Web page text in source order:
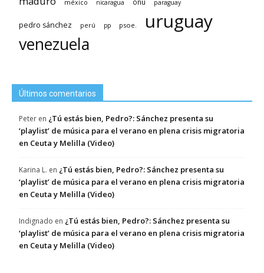
méxico nicaragua onu paraguay
pedro sánchez perú pp psoe. uruguay
venezuela
Últimos comentarios
Peter en ¿Tú estás bien, Pedro?: Sánchez presenta su
‘playlist’ de música para el verano en plena crisis migratoria
en Ceuta y Melilla (Video)
Karina L. en ¿Tú estás bien, Pedro?: Sánchez presenta su
‘playlist’ de música para el verano en plena crisis migratoria
en Ceuta y Melilla (Video)
Indignado en ¿Tú estás bien, Pedro?: Sánchez presenta su
‘playlist’ de música para el verano en plena crisis migratoria
en Ceuta y Melilla (Video)